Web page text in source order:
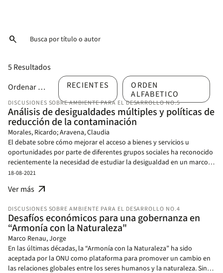
search
5 Resultados
Ordenar por
RECIENTES
ORDEN
ALFABETICO
DISCUSIONES SOBRE AMBIENTE PARA EL DESARROLLO NO.5
Análisis de desigualdades múltiples y políticas de
reducción de la contaminación
Morales, Ricardo; Aravena, Claudia
El debate sobre cómo mejorar el acceso a bienes y servicios u
oportunidades por parte de diferentes grupos sociales ha reconocido
recientemente la necesidad de estudiar la desigualdad en un marco
analítico inclusivo, enfatizando que la desigualdad ocurre en
ámbitos económicos o sociales (Caillods y Denis 2016). Las
empeorarse cuándo los problemas ambientales - por ejemplo, la
contaminación del aire - no se distribuyen homogéneamente en el
espacio y afectan fuertemente a la población más vulnerable. Esta
nota resume los resultados del proyecto “Análisis de desigualdades
múltiples y políticas de reducción de la contaminación”, el cual
analiza la magnitud de la desigualdad de la calidad del aire, las
18-08-2021
Ver más arrow_outward
DISCUSIONES SOBRE AMBIENTE PARA EL DESARROLLO NO.4
Desafíos económicos para una gobernanza en
“Armonía con la Naturaleza"
Marco Renau, Jorge
En las últimas décadas, la “Armonía con la Naturaleza” ha sido
aceptada por la ONU como plataforma para promover un cambio en
las relaciones globales entre los seres humanos y la naturaleza. Sin